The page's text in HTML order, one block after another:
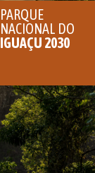
PARQUE
NACIONAL DO
IGUAÇU 2030